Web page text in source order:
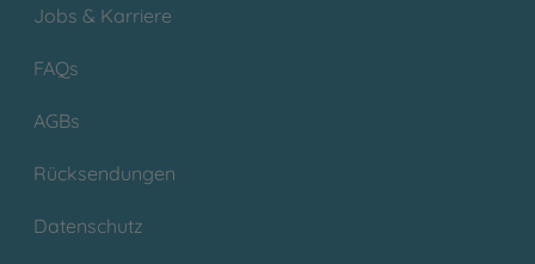
Jobs & Karriere
FAQs
AGBs
Rücksendungen
Datenschutz